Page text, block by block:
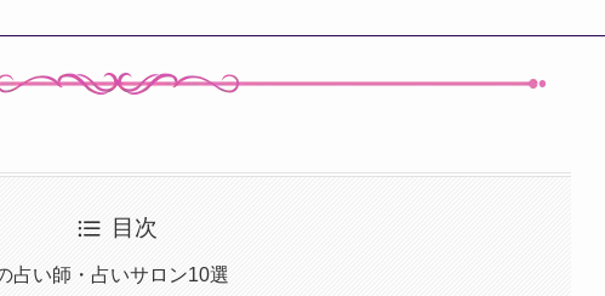
目次
占い師・占いサロン10選